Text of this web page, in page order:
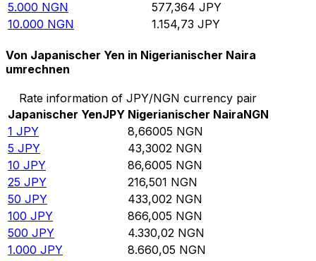
5.000 NGN 577,364 JPY
10.000 NGN 1.154,73 JPY
Von Japanischer Yen in Nigerianischer Naira
umrechnen
Rate information of JPY/NGN currency pair
Japanischer YenJPY Nigerianischer NairaNGN
1 JPY 8,66005 NGN
5 JPY 43,3002 NGN
10 JPY 86,6005 NGN
25 JPY 216,501 NGN
50 JPY 433,002 NGN
100 JPY 866,005 NGN
500 JPY 4.330,02 NGN
1.000 JPY 8.660,05 NGN